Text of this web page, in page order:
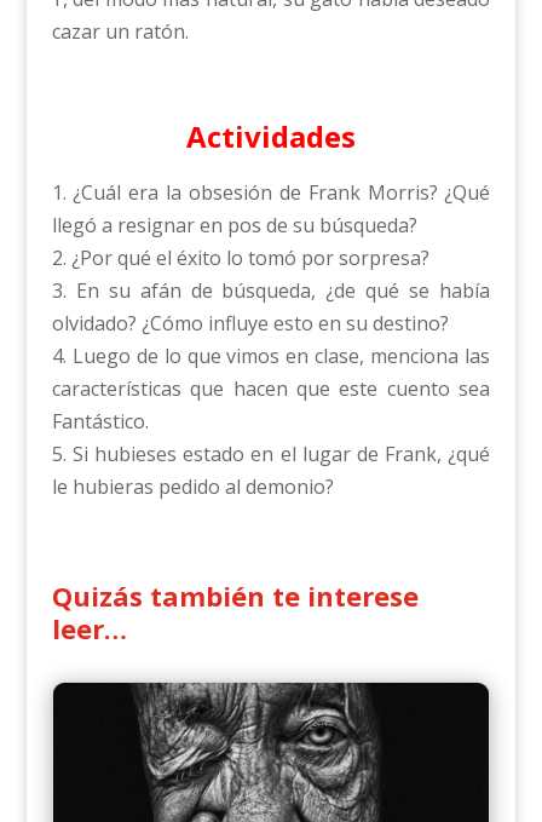
cazar un ratón.
Actividades
1. ¿Cuál era la obsesión de Frank Morris? ¿Qué
llegó a resignar en pos de su búsqueda?
2. ¿Por qué el éxito lo tomó por sorpresa?
3. En su afán de búsqueda, ¿de qué se había
olvidado? ¿Cómo influye esto en su destino?
4. Luego de lo que vimos en clase, menciona las
características que hacen que este cuento sea
Fantástico.
5. Si hubieses estado en el lugar de Frank, ¿qué
le hubieras pedido al demonio?
Quizás también te interese
leer…